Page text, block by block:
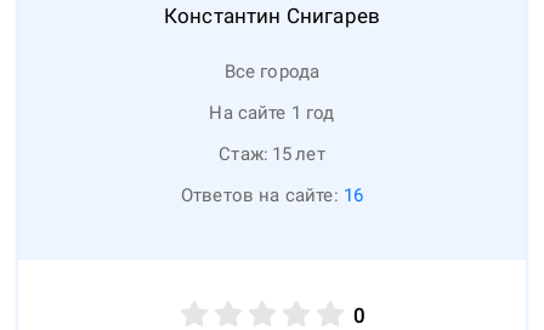
Константин Снигарев
Все города
На сайте 1 год
Стаж: 15лет
Ответов на сайте: 16
0